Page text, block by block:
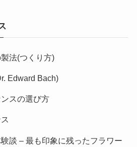
法(つくり方)
Edward Bach)
スの選び方
談 – 最も印象に残ったフラワー